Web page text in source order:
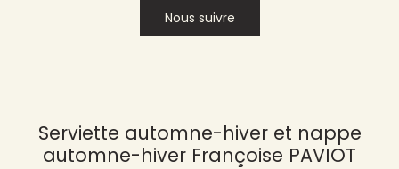
Nous suivre
Serviette automne-hiver et nappe
automne-hiver Françoise PAVIOT